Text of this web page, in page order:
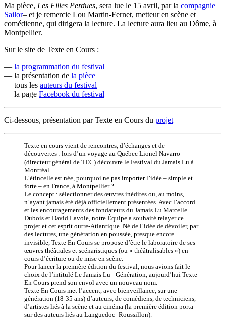
Ma pièce, Les Filles Perdues, sera lue le 15 avril, par la compagnie
Sailor– et je remercie Lou Martin-Fernet, metteur en scène et
comédienne, qui dirigera la lecture. La lecture aura lieu au Dôme, à
Montpellier.
Sur le site de Texte en Cours :
— la programmation du festival
— la présentation de la pièce
— tous les auteurs du festival
— la page Facebook du festival
Ci-dessous, présentation par Texte en Cours du projet
Texte en cours vient de rencontres, d’échanges et de
découvertes : lors d’un voyage au Québec Lionel Navarro
(directeur général de TEC) découvre le Festival du Jamais Lu à
Montréal.
L’étincelle est née, pourquoi ne pas importer l’idée – simple et
forte – en France, à Montpellier ?
Le concept : sélectionner des œuvres inédites ou, au moins,
n’ayant jamais été déjà officiellement présentées. Avec l’accord
et les encouragements des fondateurs du Jamais Lu Marcelle
Dubois et David Lavoie, notre Équipe a souhaité relayer ce
projet et cet esprit outre-Atlantique. Né de l’idée de dévoiler, par
des lectures, une génération en poussée, presque encore
invisible, Texte En Cours se propose d’être le laboratoire de ses
œuvres théâtrales et scénaristiques (ou « théâtralisables ») en
cours d’écriture ou de mise en scène.
Pour lancer la première édition du festival, nous avions fait le
choix de l’intitulé Le Jamais Lu –Génération, aujourd’hui Texte
En Cours prend son envol avec un nouveau nom.
Texte En Cours met l’accent, avec bienveillance, sur une
génération (18-35 ans) d’auteurs, de comédiens, de techniciens,
d’artistes liés à la scène et au cinéma (la première édition porta
sur des auteurs liés au Languedoc- Roussillon).